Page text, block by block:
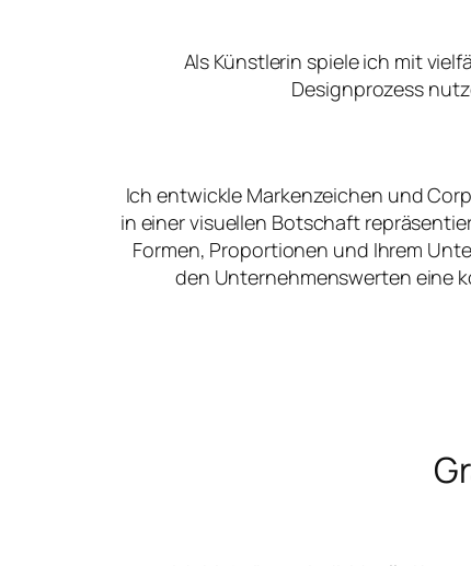
Als Künstlerin spiele ich mit
Designprozess
Ich entwickle Markenzeichen und
in einer visuellen Botschaft
Formen, Proportionen und Ihrem
den Unternehmenswerten eine